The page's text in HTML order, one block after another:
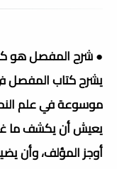
● شرح المفصل هو
يشرح كتاب المفصل
موسوعة في علم
يعيش أن يكشف ما
أوجز المؤلف، وأن